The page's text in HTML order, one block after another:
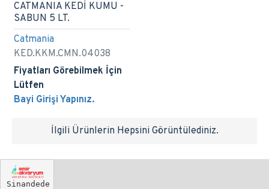
Catmania
KED.KKM.CMN.04038
CATMANIA KEDİ KUMU -
SABUN 5 LT.
Fiyatları Görebilmek İçin
Lütfen
Bayi Girişi Yapınız.
İlgili Ürünlerin Hepsini Görüntülediniz.
Sinandede Mh. Biray Sk. No: 19